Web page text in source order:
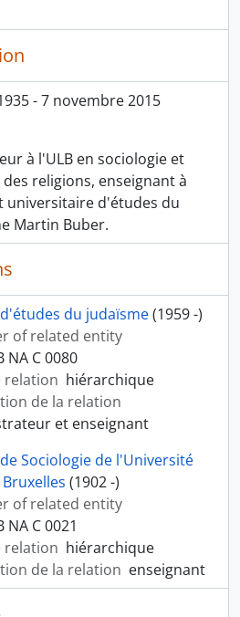
- 7 novembre 2015
à l'ULB en sociologie et
religions, enseignant à
universitaire d'études du
Martin Buber.
du judaïsme (1959 -)
of related entity
NA C 0080
relation hiérarchique
de la relation
et enseignant
Sociologie de l'Université
(1902 -)
of related entity
NA C 0021
relation hiérarchique
de la relation enseignant